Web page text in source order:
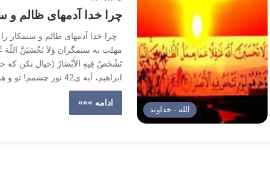
الله - خداوند
چرا خدا آدمهای ظالم و
چرا خدا آدمهای ظالم و ستمکار
مهلت به ستمگران وَلاَ تَحْسَبَنَّ اللّهَ
تَشْخَصُ فِيهِ الأَبْصَارُ (خیال نکن که
ابراهیم، آیه ی42 نور چشمم! تو و همه ی بچه های هم سن و سال تو حق…
ادامه »»»